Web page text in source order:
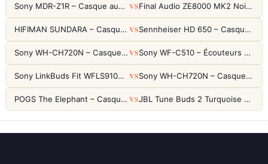
Sony MDR-Z1R – Casque audiophile fermé haute résolution VS Final Audio ZE8000 MK2 Noir – Écouteurs True Wireless audiophiles 8K Sound
HIFIMAN SUNDARA – Casque Planar Magnetic Ouvert Over-Ear Audiophile VS Sennheiser HD 650 – Casque audiophile ouvert pour l'écoute analytique
Sony WH-CH720N – Casque ANC 35h, Ultra-léger (192g) avec Processeur V1 VS Sony WF-C510 – Écouteurs True Wireless compacts, autonomie 22h et multipoint
Sony LinkBuds Fit WFLS910NW Blanc – Écouteurs Sport Ailes ANC VS Sony WH-CH720N – Casque ANC 35h, Ultra-léger (192g) avec Processeur V1
POGS The Elephant – Casque Filaire Enfants 85dB POGS-Safe™ (Éco-Responsable) VS JBL Tune Buds 2 Turquoise – Écouteurs True Wireless avec ANC et autonomie 48h